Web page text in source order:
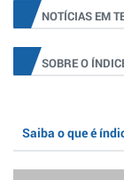
NOTÍCIAS EM
SOBRE O
Saiba o que é